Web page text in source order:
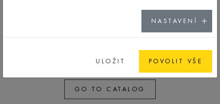
17 17 6,2
GO TO CATALOG
NASTAVENÍ
ULOŽIT POVOLIT VŠE